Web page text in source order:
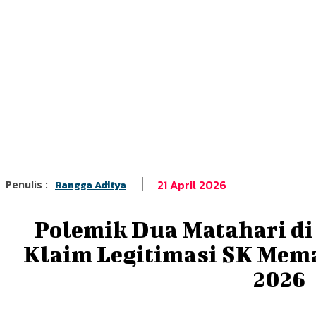
Penulis : Rangga Aditya 21 April 2026
Polemik Dua Matahari di
Klaim Legitimasi SK
2026